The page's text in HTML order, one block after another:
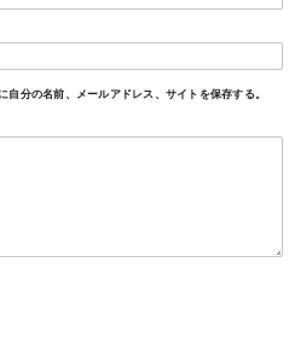
分の名前、メールアドレス、サイトを保存する。